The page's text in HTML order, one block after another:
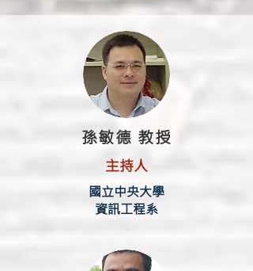
孫敏德 教授
主持人
國立中央大學
資訊工程系